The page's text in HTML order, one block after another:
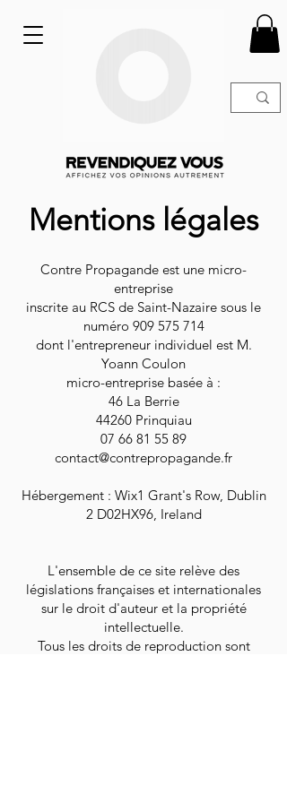
Mentions légales
Contre Propagande est une micro-
entreprise
inscrite au RCS de Saint-Nazaire sous le
numéro 909 575 714
dont l'entrepreneur individuel est M.
Yoann Coulon
micro-entreprise basée à :
46 La Berrie
44260 Prinquiau
07 66 81 55 89
contact@contrepropagande.fr
Hébergement : Wix1 Grant's Row, Dublin
2 D02HX96, Ireland
L'ensemble de ce site relève des
législations françaises et internationales
sur le droit d'auteur et la propriété
intellectuelle.
Tous les droits de reproduction sont